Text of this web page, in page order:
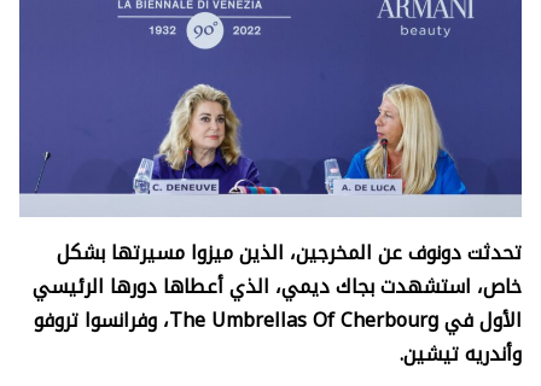
تحدثت دونوف عن المخرجين، الذين ميزوا مسيرتها بشكل
خاص، استشهدت بجاك ديمي، الذي أعطاها دورها الرئيسي
الأول فيThe Umbrellas Of Cherbourg، وفرانسوا تروفو
وأندريه تيشين.